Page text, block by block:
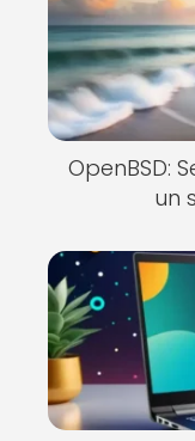
OpenBSD:
un